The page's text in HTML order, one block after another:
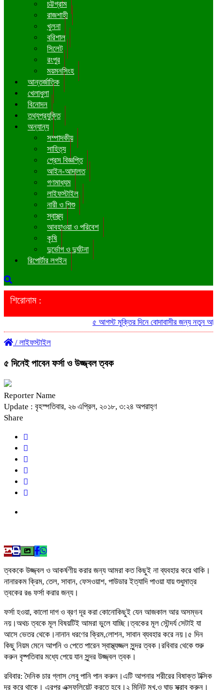
চট্টগ্রাম
রাজশাহী
খুলনা
বরিশাল
সিলেট
রংপুর
ময়মনসিংহ
আন্তর্জাতিক
খেলাধুলা
বিনোদন
তথ্যপ্রযুক্তি
অন্যান্য
সম্পাদকীয়
সাহিত্য
প্রেস বিজ্ঞপ্তি
আইন-আদালত
গণমাধ্যম
লাইফস্টাইল
নারী ও শিশু
স্বাস্থ্য
আবহাওয়া ও পরিবেশ
কৃষি
দুর্ভোগ ও দুর্ঘটনা
রিপোর্টার লগইন
শিরোনাম :
৫ আগস্ট মুক্তির দিনে বোদাবাসীর জন্য নতুন আনন্দ
/ লাইফস্টাইল
৫ দিনেই পাবেন ফর্সা ও উজ্জ্বল ত্বক
Reporter Name
Update : বৃহস্পতিবার, ২৬ এপ্রিল, ২০১৮, ৩:২৪ অপরাহ্ণ
Share
ত্বককে উজ্জ্বল ও আকর্ষণীয় করার জন্য আমরা কত কিছুই না ব্যবহার করে থাকি।
নানারকম ক্রিম, তেল, সাবান, ফেসওয়াশ, পাউডার ইত্যাদি পাওয়া যায় শুধুমাত্র
ত্বকের রঙ ফর্সা করার জন্য।
ফর্সা হওয়া, কালো দাগ ও ব্রণ দূর করা কোনোকিছুই যেন আজকাল আর অসম্ভব
নয়।অথচ ত্বকে মূল বিষয়টিই আমরা ভুলে যাচ্ছি।ত্বকের মূল সৌন্দর্য সেটাই যা
আসে ভেতর থেকে।নানান ধরণের ক্রিম,লোশন, সাবান ব্যবহার করে নয়।৫ দিন
কিছু নিয়ম মেনে আপনি ও পেতে পারেন স্বাস্থ্যজ্জল সুন্দর ত্বক।রবিবার থেকে শুরু
করুন বৃষ্পতিবার মধ্যে পেয়ে যান সুন্দর উজ্জ্বল ত্বক।
রবিবার: দৈনিক চার গ্লাস লেবু পানি পান করুন।এটি আপনার শরীরের বিষাক্ত টক্সিক
দূর করে থাকে। এরপর এক্সফলিয়েট করতে হবে।২ মিনিট মুখ,ও ঘাড় স্ক্রাব করুন।